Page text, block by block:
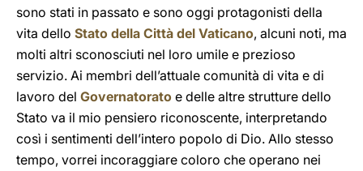
sono stati in passato e sono oggi protagonisti della
vita dello Stato della Città del Vaticano, alcuni noti, ma
molti altri sconosciuti nel loro umile e prezioso
servizio. Ai membri dell’attuale comunità di vita e di
lavoro del Governatorato e delle altre strutture dello
Stato va il mio pensiero riconoscente, interpretando
così i sentimenti dell’intero popolo di Dio. Allo stesso
tempo, vorrei incoraggiare coloro che operano nei